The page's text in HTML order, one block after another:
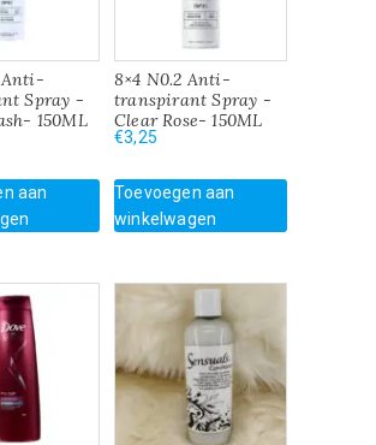
Anti-
Spray -
150ML
aan
8×4 N0.2 Anti-
transpirant Spray -
Clear Rose- 150ML
€3,25
Toevoegen aan
winkelwagen